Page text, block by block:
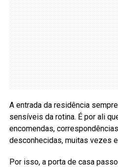
A entrada da residência
sensíveis da rotina. É por ali
encomendas,
desconhecidas, muitas vezes
Por isso, a porta de casa